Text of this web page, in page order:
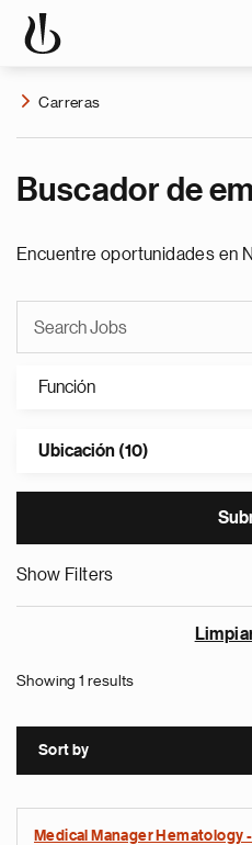
Carreras
Buscador de
Encuentre oportunidades en
Función
Ubicación (10)
Show Filters
Showing 1 results
Sort by
Medical Manager Hematology